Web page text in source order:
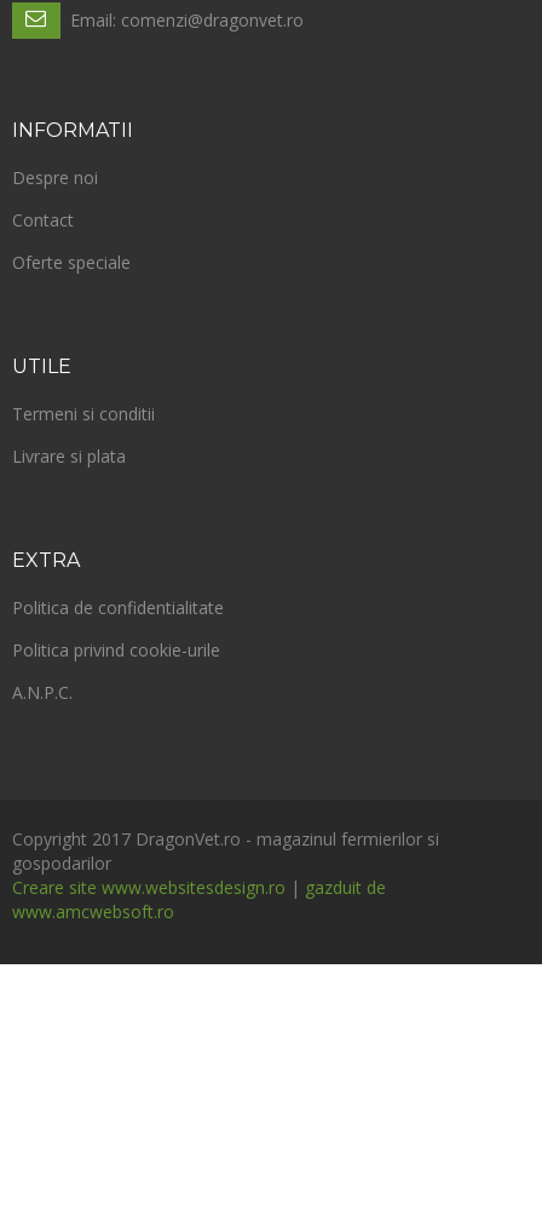
Email: comenzi@dragonvet.ro
INFORMATII
Despre noi
Contact
Oferte speciale
UTILE
Termeni si conditii
Livrare si plata
EXTRA
Politica de confidentialitate
Politica privind cookie-urile
A.N.P.C.
Copyright 2017 DragonVet.ro - magazinul fermierilor si
gospodarilor
Creare site www.websitesdesign.ro | gazduit de
www.amcwebsoft.ro